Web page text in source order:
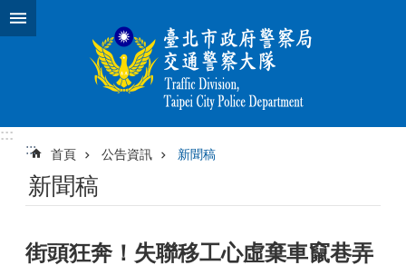
跳到主要內容區塊
:::
:::
首頁 公告資訊 新聞稿
新聞稿
街頭狂奔！失聯移工心虛棄車竄巷弄